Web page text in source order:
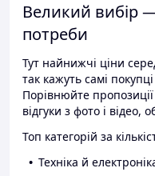
Великий вибір
потреби
Тут найнижчі ціни
так кажуть самі
Порівнюйте
відгуки з фото і
Топ категорій за
Техніка й